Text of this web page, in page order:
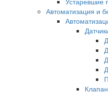
Автоматизация и